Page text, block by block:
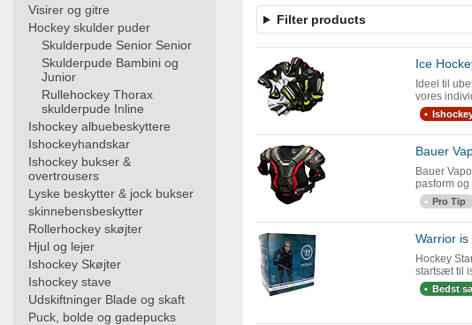
Visirer og gitre
Hockey skulder puder
Skulderpude Senior Senior
Skulderpude Bambini og
Junior
Rullehockey Thorax
skulderpude Inline
Ishockey albuebeskyttere
Ishockeyhandskar
Ishockey bukser &
overtrousers
Lyske beskytter & jock bukser
skinnebensbeskytter
Rollerhockey skøjter
Hjul og lejer
Ishockey Skøjter
Ishockey stave
Udskiftninger Blade og skaft
Puck, bolde og gadepucks
Filter products
Ice
Ideel til
vores
Bauer
Bauer
pasform og
Pro Tip
Warrior
Hockey
startsæt til
Bedst